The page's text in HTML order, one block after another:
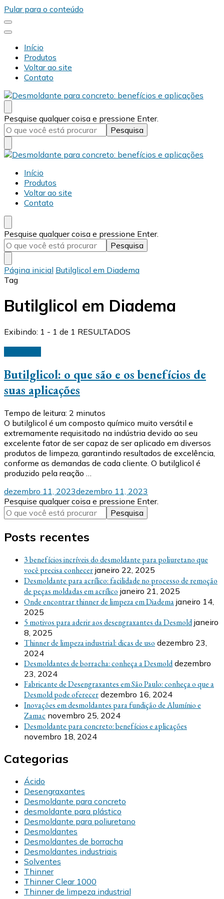
Pular para o conteúdo
Início
Produtos
Voltar ao site
Contato
Desmold
Blog Desmold
Procurando
algo?
Pesquise qualquer coisa e pressione Enter.
Desmold
Blog Desmold
Início
Produtos
Voltar ao site
Contato
Procurando
algo?
Pesquise qualquer coisa e pressione Enter.
Página inicial Butilglicol em Diadema
Tag
Butilglicol em Diadema
Exibindo: 1 - 1 de 1 RESULTADOS
Butilglicol: o que são e os benefícios de
suas aplicações
Tempo de leitura: 2 minutos
O butilglicol é um composto químico muito versátil e
extremamente requisitado na indústria devido ao seu
excelente fator de ser capaz de ser aplicado em diversos
produtos de limpeza, garantindo resultados de excelência,
conforme as demandas de cada cliente. O butilglicol é
produzido pela reação …
dezembro 11, 2023dezembro 11, 2023
Procurando
algo?
Pesquise qualquer coisa e pressione Enter.
Posts recentes
3 benefícios incríveis do desmoldante para poliuretano que
você precisa conhecer janeiro 22, 2025
Desmoldante para acrílico: facilidade no processo de remoção
de peças moldadas em acrílico janeiro 21, 2025
Onde encontrar thinner de limpeza em Diadema janeiro 14,
2025
5 motivos para aderir aos desengraxantes da Desmold janeiro
8, 2025
Thinner de limpeza industrial: dicas de uso dezembro 23,
2024
Desmoldantes de borracha: conheça a Desmold dezembro
23, 2024
Fabricante de Desengraxantes em São Paulo: conheça o que a
Desmold pode oferecer dezembro 16, 2024
Inovações em desmoldantes para fundição de Alumínio e
Zamac novembro 25, 2024
Desmoldante para concreto: benefícios e aplicações
novembro 18, 2024
Categorias
Ácido
Desengraxantes
Desmoldante para concreto
desmoldante para plástico
Desmoldante para poliuretano
Desmoldantes
Desmoldantes de borracha
Desmoldantes industriais
Solventes
Thinner
Thinner Clear 1000
Thinner de limpeza industrial